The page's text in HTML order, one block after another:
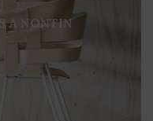
A NONTIN